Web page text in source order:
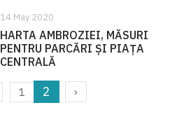
14 May 2020
HARTA AMBROZIEI, MĂSURI
PENTRU PARCĂRI ȘI PIAȚA
CENTRALĂ
1 2 ›